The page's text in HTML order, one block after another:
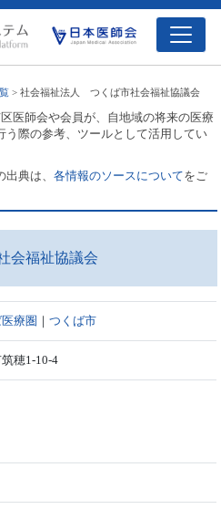
> 社会福祉法人 つくば市社会福祉協議会
医師会や会員が、自地域の将来の医療
う際の参考、ツールとして活用してい
出典は、各情報のソースについてをご
会福祉協議会
療圏 ｜つくば市
穂1-10-4